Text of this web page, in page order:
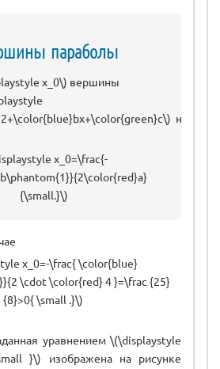
параболы
x_0\) вершины
x_0=\frac{-
{\small.}\)
x_0=-\frac{ \color{blue}
\cdot \color{red} 4 }=\frac {25}
{8}>0{ \small .}\)
уравнением \(\displaystyle
}\) изображена на рисунке